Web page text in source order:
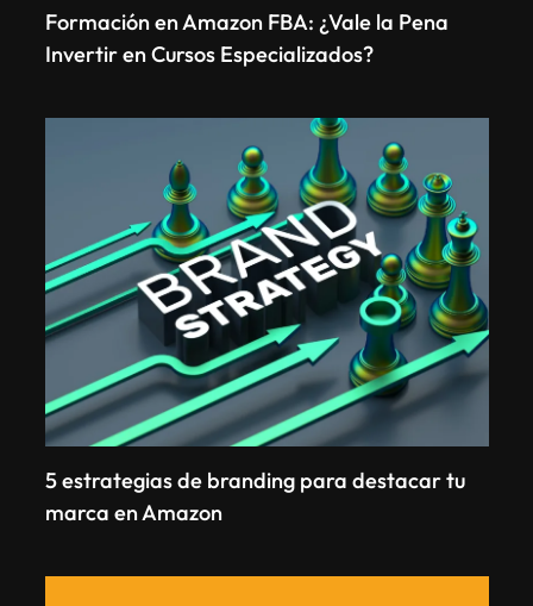
Formación en Amazon FBA: ¿Vale la Pena
Invertir en Cursos Especializados?
5 estrategias de branding para destacar tu
marca en Amazon